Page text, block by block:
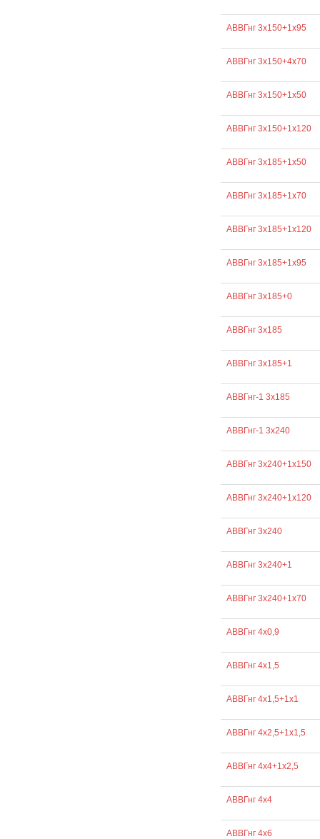
АВВГнг 3х150+1х95
АВВГнг 3х150+4х70
АВВГнг 3х150+1х50
АВВГнг 3х150+1х120
АВВГнг 3х185+1х50
АВВГнг 3х185+1х70
АВВГнг 3х185+1х120
АВВГнг 3х185+1х95
АВВГнг 3х185+0
АВВГнг 3х185
АВВГнг 3х185+1
АВВГнг-1 3х185
АВВГнг-1 3х240
АВВГнг 3х240+1х150
АВВГнг 3х240+1х120
АВВГнг 3х240
АВВГнг 3х240+1
АВВГнг 3х240+1х70
АВВГнг 4х0,9
АВВГнг 4х1,5
АВВГнг 4х1,5+1х1
АВВГнг 4х2,5+1х1,5
АВВГнг 4х4+1х2,5
АВВГнг 4х4
АВВГнг 4х6